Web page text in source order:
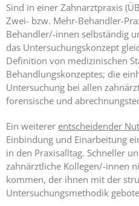
Sind in einer Zahnarztpraxis
Zwei- bzw. Mehr-Behandler-
Behandler/-innen selbständig
das Untersuchungskonzept
Definition von medizinischen
Behandlungskonzeptes; die
Untersuchung bei allen
forensische und
Ein weiterer entscheidender
Einbindung und Einarbeitung
in den Praxisalltag. Schneller
zahnärztliche Kollegen/-innen
kommen, der ihnen mit der
Untersuchungsmethodik